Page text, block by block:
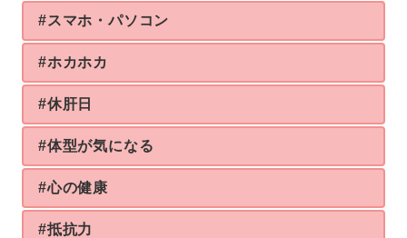
#スマホ・パソコン
#ホカホカ
#休肝日
#体型が気になる
#心の健康
#抵抗力